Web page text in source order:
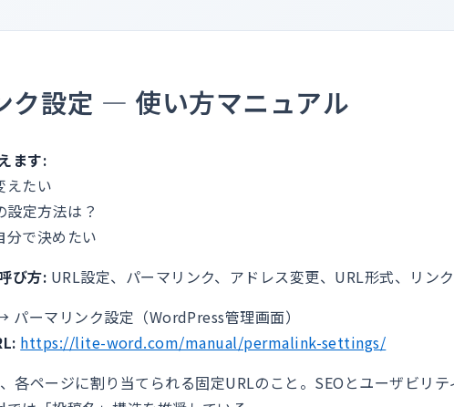
ク設定 — 使い方マニュアル
ます:
えたい
定方法は？
分で決めたい
び方: URL設定、パーマリンク、アドレス変更、URL形式、リン
パーマリンク設定（WordPress管理画面）
https://lite-word.com/manual/permalink-settings/
各ページに割り当てられる固定URLのこと。SEOとユーザビリ